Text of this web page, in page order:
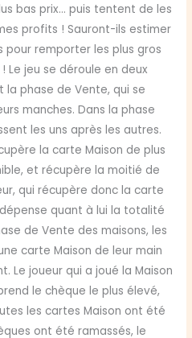
bas prix… puis tentent de les
profits ! Sauront-ils estimer
pour remporter les plus gros
Le jeu se déroule en deux
la phase de Vente, qui se
manches. Dans la phase
les uns après les autres.
la carte Maison de plus
et récupère la moitié de
qui récupère donc la carte
quant à lui la totalité
de Vente des maisons, les
carte Maison de leur main
Le joueur qui a joué la Maison
le chèque le plus élevé,
les cartes Maison ont été
ont été ramassés, le